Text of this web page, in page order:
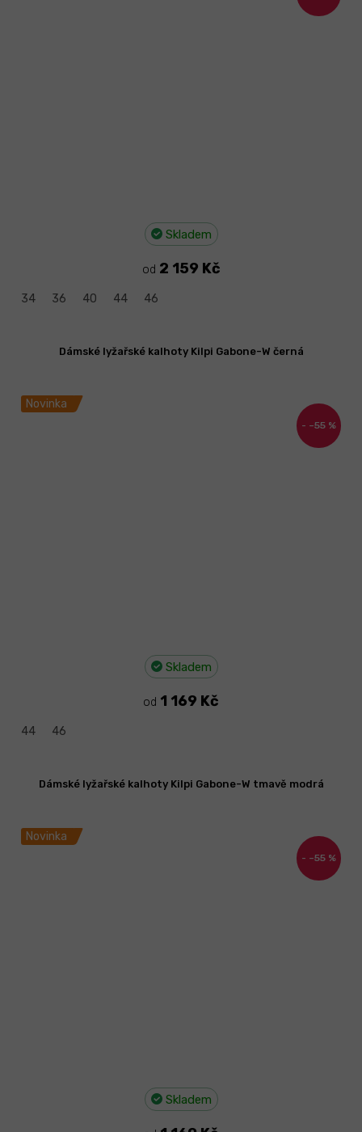
Skladem
od 2 159 Kč
34 36 40 44 46
Novinka
–55 %
Dámské lyžařské kalhoty Kilpi Gabone-W černá
Skladem
od 1 169 Kč
44 46
Novinka
–55 %
Dámské lyžařské kalhoty Kilpi Gabone-W tmavě modrá
Skladem